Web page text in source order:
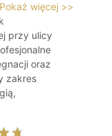
Pokaż więcej >>
przy ulicy
oraz
zakres